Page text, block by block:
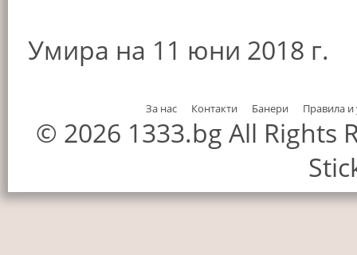
Умира на 11 юни 2018 г.
За нас Контакти Банери Правила и
© 2026 1333.bg All Rights